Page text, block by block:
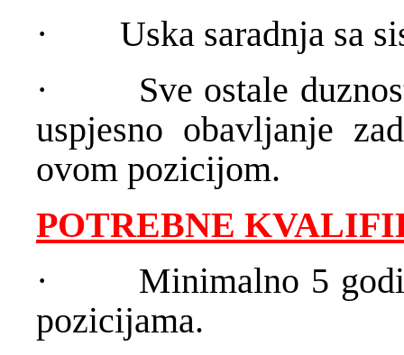
·
Uska saradnja sa
·
Sve ostale
uspjesno obavljanje
ovom pozicijom.
POTREBNE
·
Minimalno 5
pozicijama.